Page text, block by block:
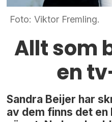
Foto: Viktor Fremling.
Allt som
en
Sandra Beijer har
av dem finns det